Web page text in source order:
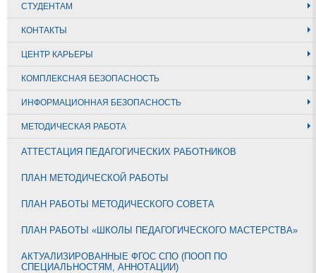
СТУДЕНТАМ
КОНТАКТЫ
ЦЕНТР КАРЬЕРЫ
КОМПЛЕКСНАЯ БЕЗОПАСНОСТЬ
ИНФОРМАЦИОННАЯ БЕЗОПАСНОСТЬ
МЕТОДИЧЕСКАЯ РАБОТА
АТТЕСТАЦИЯ ПЕДАГОГИЧЕСКИХ РАБОТНИКОВ
ПЛАН МЕТОДИЧЕСКОЙ РАБОТЫ
ПЛАН РАБОТЫ МЕТОДИЧЕСКОГО СОВЕТА
ПЛАН РАБОТЫ «ШКОЛЫ ПЕДАГОГИЧЕСКОГО МАСТЕРСТВА»
АКТУАЛИЗИРОВАННЫЕ ФГОС СПО (ПООП ПО
СПЕЦИАЛЬНОСТЯМ, АННОТАЦИИ)